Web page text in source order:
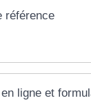
référence
ligne et